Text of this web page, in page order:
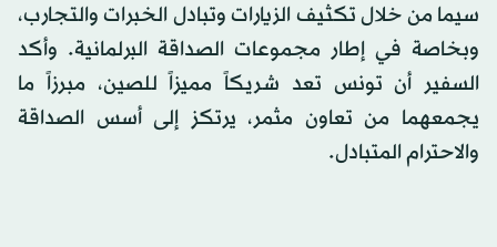
سيما من خلال تكثيف الزيارات وتبادل الخبرات والتجارب،
وبخاصة في إطار مجموعات الصداقة البرلمانية. وأكد
السفير أن تونس تعد شريكاً مميزاً للصين، مبرزاً ما
يجمعهما من تعاون مثمر، يرتكز إلى أسس الصداقة
والاحترام المتبادل.